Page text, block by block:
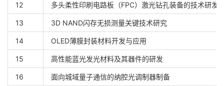
12 多头柔性印刷电路板（FPC）激光钻孔装备的技术研发
13 3D NAND闪存无损测量关键技术研究
14 OLED薄膜封装材料开发与应用
15 高性能蓝光发光材料及其器件的研发
16 面向城域量子通信的纳腔光调制器制备